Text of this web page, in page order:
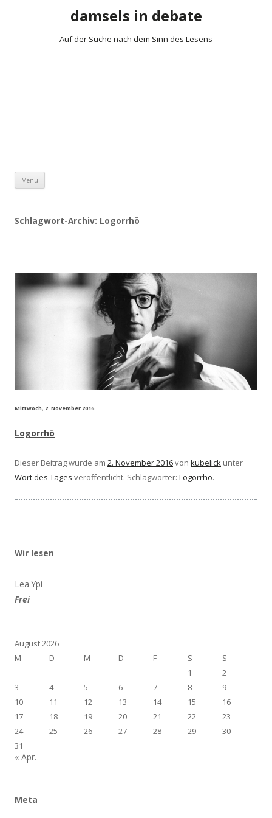
damsels in debate
Auf der Suche nach dem Sinn des Lesens
Menü
Schlagwort-Archiv: Logorrhö
Mittwoch, 2. November 2016
Lo­gor­rhö
Dieser Beitrag wurde am 2. November 2016von kubelick unter
Wort des Tages veröffentlicht. Schlagwörter: Logorrhö.
Wir lesen
Lea Ypi
Frei
August 2026
M
D M D F S
S
1
2
3
4 5 6 7 8
9
10
11 12 13 14 15
16
17
18 19 20 21 22
23
24
25 26 27 28 29
30
31
« Apr.
Meta